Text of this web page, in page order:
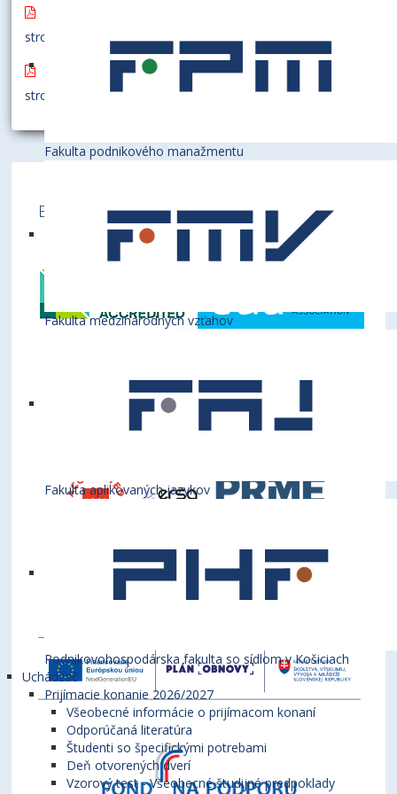
Fakulta podnikového manažmentu
Fakulta medzinárodných vzťahov
Fakulta aplikovaných jazykov
Podnikovohospodárska fakulta so sídlom v Košiciach
Uchádzač
Prijímacie konanie 2026/2027
Všeobecné informácie o prijímacom konaní
Odporúčaná literatúra
Študenti so špecifickými potrebami
Deň otvorených dverí
Vzorový test - Všeobecné študijné predpoklady
strojov továrenskej značky CANON
Pozáručná údržba a oprava všetkých fotokopírovacích
strojov továrenskej značky LANIER a REX-ROTARY
Ekonomická univerzita v Bratislave je členom
týchto medzinárodných inštitúcií